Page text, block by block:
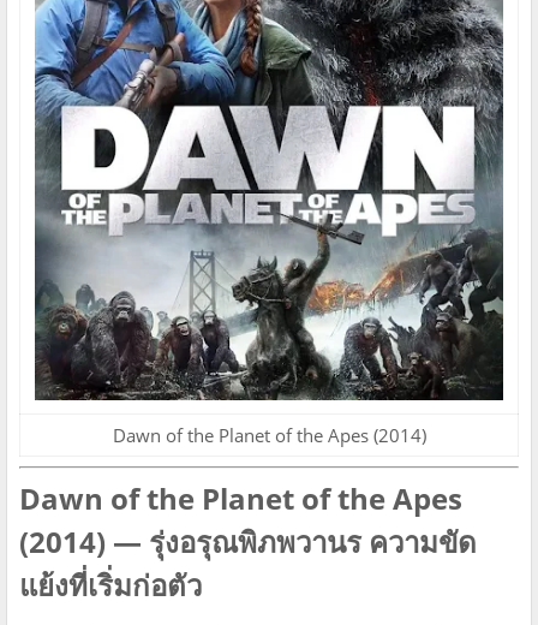
Dawn of the Planet of the Apes (2014)
Dawn of the Planet of the Apes
(2014) — รุ่งอรุณพิภพวานร ความขัด
แย้งที่เริ่มก่อตัว